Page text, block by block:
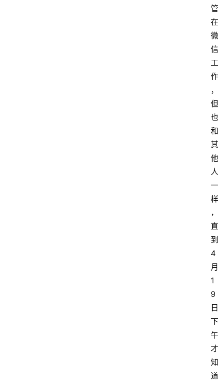
管
在
微
信
工
作
，
但
也
和
其
他
人
一
样
，
直
到
4
月
1
9
日
下
午
才
知
道